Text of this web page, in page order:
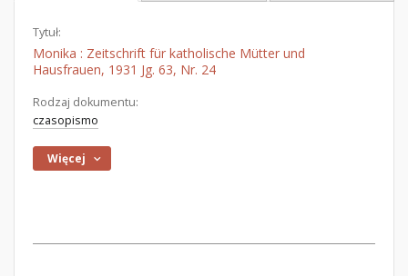
Tytuł:
Monika : Zeitschrift für katholische Mütter und
Hausfrauen, 1931 Jg. 63, Nr. 24
Rodzaj dokumentu:
czasopismo
Więcej